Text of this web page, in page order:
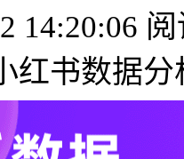
14:20:06
红书数据分